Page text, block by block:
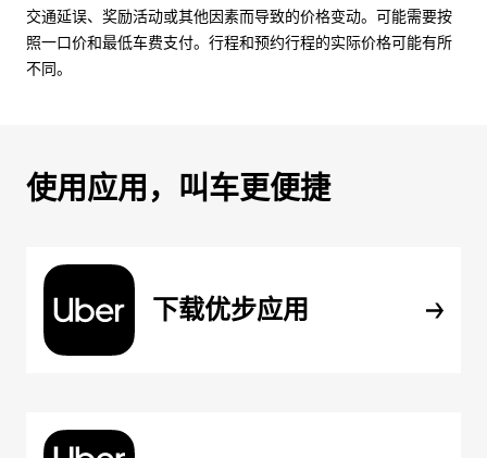
交通延误、奖励活动或其他因素而导致的价格变动。可能需要按
照一口价和最低车费支付。行程和预约行程的实际价格可能有所
不同。
使用应用，叫车更便捷
下载优步应用